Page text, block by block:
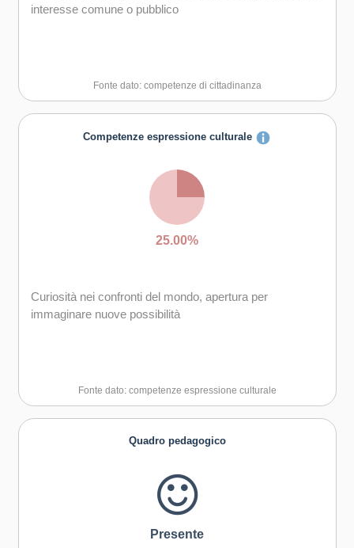
interesse comune o pubblico
Fonte dato: competenze di cittadinanza
Competenze espressione culturale
25.00%
Curiosità nei confronti del mondo, apertura per
immaginare nuove possibilità
Fonte dato: competenze espressione culturale
Quadro pedagogico
Presente